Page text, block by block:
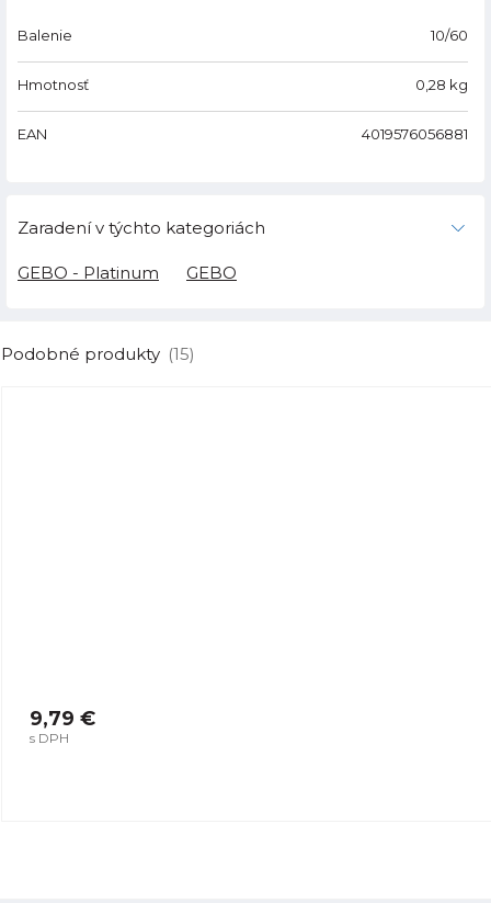
Balenie 10/60
Hmotnosť 0,28 kg
EAN 4019576056881
Zaradení v týchto kategoriách
GEBO - Platinum GEBO
Podobné produkty (15)
9,79 €
s DPH